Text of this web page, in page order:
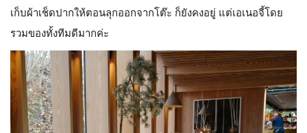
เก็บผ้าเช็ดปากให้ตอนลุกออกจากโต๊ะ ก็ยังคงอยู่ แต่เอเนอจี้โดย
รวมของทั้งทีมดีมากค่ะ